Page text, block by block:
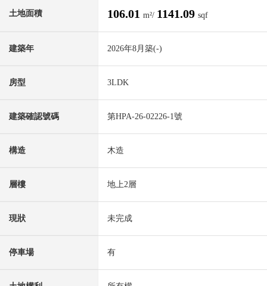
土地面積 106.01 m²/ 1141.09 sqf
建築年 2026年8月築(-)
房型 3LDK
建築確認號碼 第HPA-26-02226-1號
構造 木造
層樓 地上2層
現狀 未完成
停車場 有